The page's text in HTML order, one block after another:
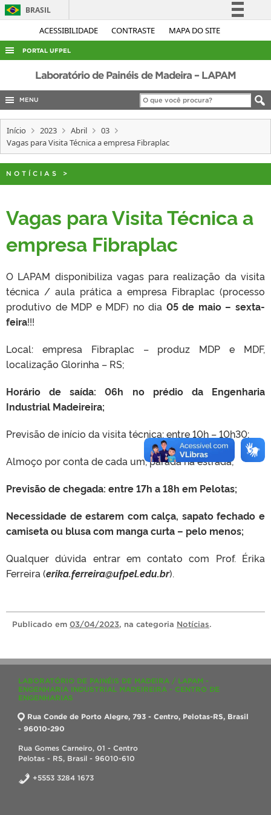
ACESSIBILIDADE CONTRASTE MAPA DO SITE
BRASIL
Simplifique!
Legislação
Canais
PORTAL UFPEL
ACESSO À INFORMAÇÃO
AUDITORIA
CONCURSOS
EDITAIS
INTERNACIONAL
PORTARIAS
Laboratório de Painéis de Madeira – LAPAM
MENU
Início 2023 Abril
03
Vagas para Visita Técnica a empresa Fibraplac
NOTÍCIAS >
Vagas para Visita Técnica a
empresa Fibraplac
O LAPAM disponibiliza vagas para realização da visita
técnica / aula prática a empresa Fibraplac (processo
produtivo de MDP e MDF) no dia 05 de maio – sexta-
feira!!!
Local: empresa Fibraplac – produz MDP e MDF,
localização Glorinha – RS;
Horário de saída: 06h no prédio da Engenharia
Industrial Madeireira;
Previsão de início da visita técnica: entre 10h – 10h30;
Almoço por conta de cada um, parada na estrada;
Previsão de chegada: entre 17h a 18h em Pelotas;
Necessidade de estarem com calça, sapato fechado e
camiseta ou blusa com manga curta – pelo menos;
Qualquer dúvida entrar em contato com Prof. Érika
Ferreira (erika.ferreira@ufpel.edu.br).
Publicado em 03/04/2023, na categoria Notícias.
LABORATÓRIO DE PAINÉIS DE MADEIRA / LAPAM -
ENGENHARIA INDUSTRIAL MADEIREIRA - CENTRO DE
ENGENHARIAS
Rua Conde de Porto Alegre, 793 - Centro, Pelotas-RS, Brasil
- 96010-290
Rua Gomes Carneiro, 01 - Centro
Pelotas - RS, Brasil - 96010-610
+5553 3284 1673